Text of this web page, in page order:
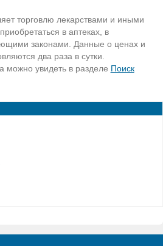
торговлю лекарствами и иными
в аптеках, в
законами. Данные о ценах и
два раза в сутки.
можно увидеть в разделе Поиск